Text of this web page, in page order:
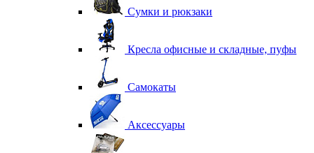
Сумки и рюкзаки
Кресла офисные и складные, пуфы
Самокаты
Аксессуары